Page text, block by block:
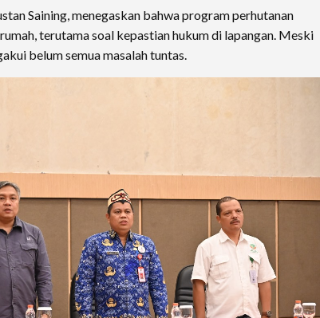
Saining, menegaskan bahwa program perhutanan
terutama soal kepastian hukum di lapangan. Meski
belum semua masalah tuntas.